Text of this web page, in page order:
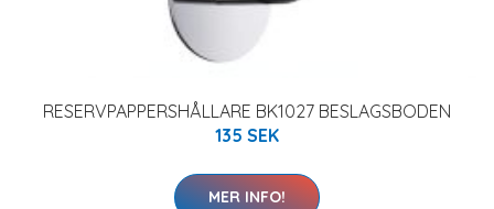
RESERVPAPPERSHÅLLARE BK1027 BESLAGSBODEN
135 SEK
MER INFO!